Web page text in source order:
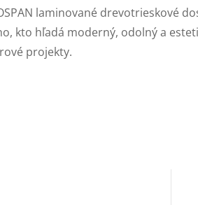
laminované drevotrieskové
kto hľadá moderný, odolný a
projekty.